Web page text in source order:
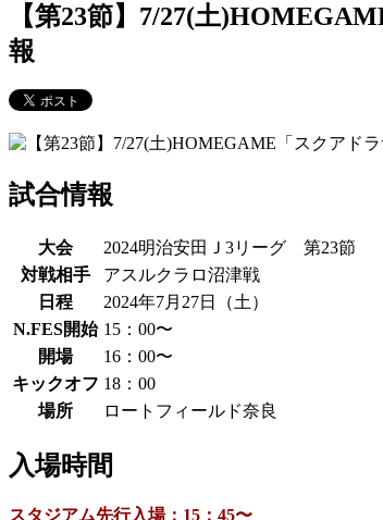
【第23節】7/27(土
報
試合情報
大会
2024明治安田Ｊ3リーグ 第23節
対戦相手
アスルクラロ沼津戦
日程
2024年7月27日（土）
N.FES開始 15：00〜
開場
16：00〜
キックオフ 18：00
場所
ロートフィールド奈良
入場時間
スタジアム先行入場：15：45〜